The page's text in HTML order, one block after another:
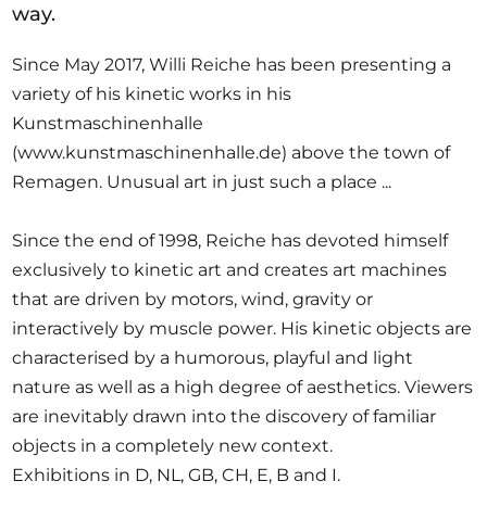
way.
Since May 2017, Willi Reiche has been presenting a
variety of his kinetic works in his
Kunstmaschinenhalle
(www.kunstmaschinenhalle.de) above the town of
Remagen. Unusual art in just such a place ...
Since the end of 1998, Reiche has devoted himself
exclusively to kinetic art and creates art machines
that are driven by motors, wind, gravity or
interactively by muscle power. His kinetic objects are
characterised by a humorous, playful and light
nature as well as a high degree of aesthetics. Viewers
are inevitably drawn into the discovery of familiar
objects in a completely new context.
Exhibitions in D, NL, GB, CH, E, B and I.